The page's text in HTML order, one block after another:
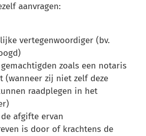
aanvragen:
vertegenwoordiger (bv.
zoals een notaris
(wanneer zij niet zelf deze
raadplegen in het
afgifte ervan
is door of krachtens de